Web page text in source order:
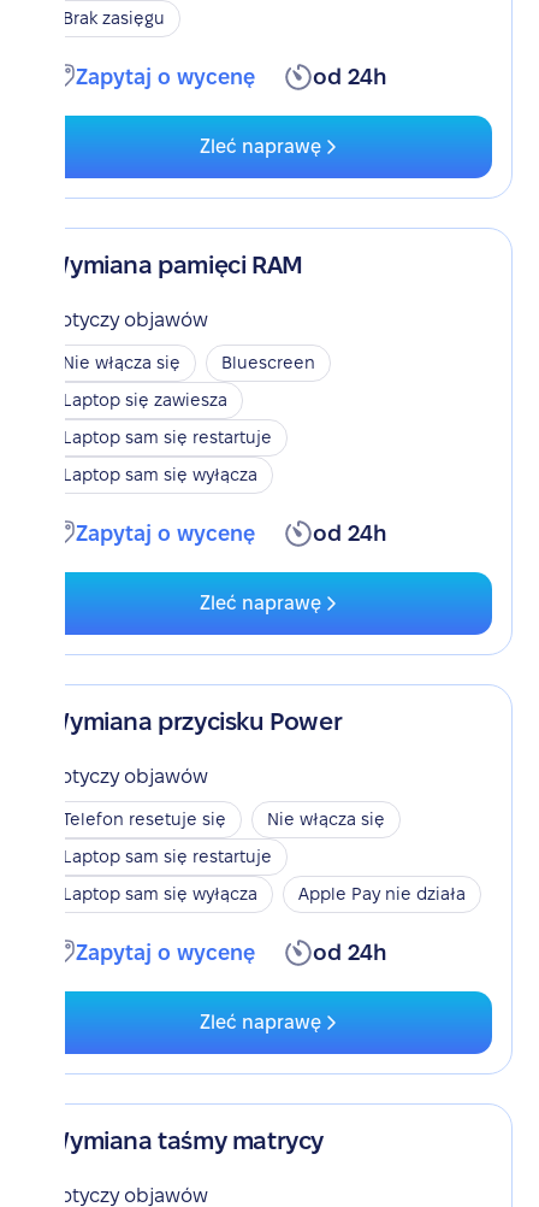
Brak zasięgu
Zapytaj o wycenę od 24h
Zleć naprawę
Wymiana pamięci RAM
Dotyczy objawów
Nie włącza się
Bluescreen
Laptop się zawiesza
Laptop sam się restartuje
Laptop sam się wyłącza
Zapytaj o wycenę od 24h
Zleć naprawę
Wymiana przycisku Power
Dotyczy objawów
Telefon resetuje się
Nie włącza się
Laptop sam się restartuje
Laptop sam się wyłącza
Apple Pay nie działa
Zapytaj o wycenę od 24h
Zleć naprawę
Wymiana taśmy matrycy
Dotyczy objawów